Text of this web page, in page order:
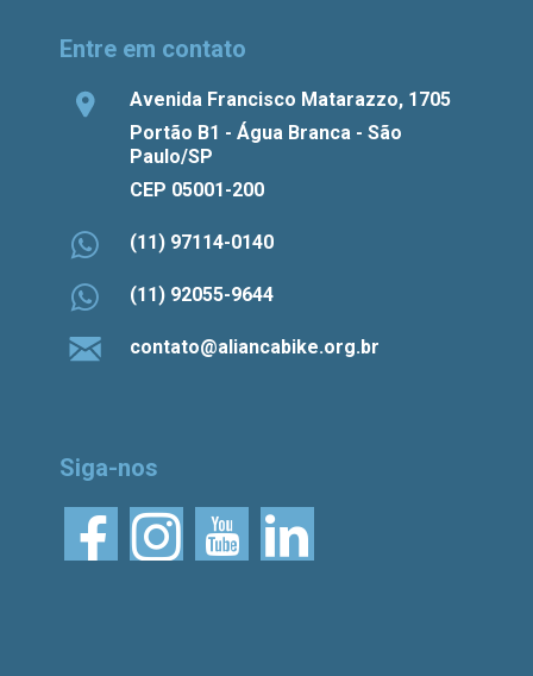
Entre em contato
Avenida Francisco Matarazzo, 1705
Portão B1 - Água Branca - São
Paulo/SP
CEP 05001-200
(11) 97114-0140
(11) 92055-9644
contato@aliancabike.org.br
Siga-nos